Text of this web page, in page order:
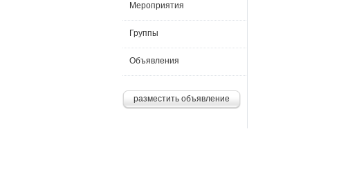
Мероприятия
Группы
Объявления
разместить объявление